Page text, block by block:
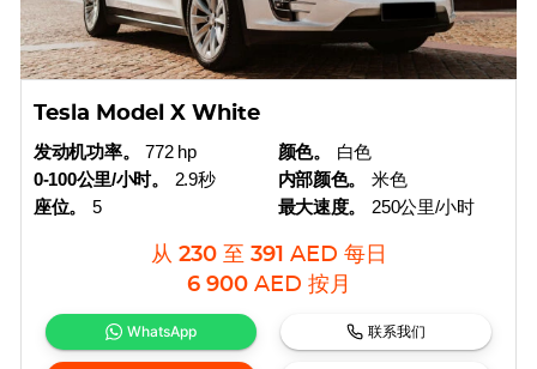
Tesla Model X White
发动机功率。
772 hp
0-100公里/小时。
2.9秒
座位。
5
颜色。
白色
内部颜色。
米色
最大速度。
250公里/小时
从 230 至 391 AED 每日
6 900 AED 按月
WhatsApp 联系我们